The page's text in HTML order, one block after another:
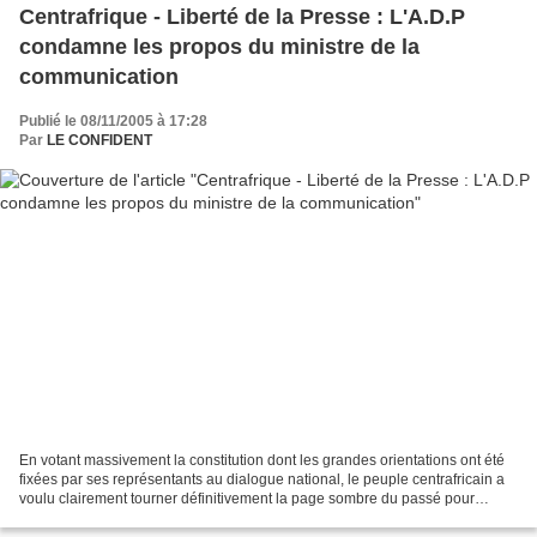
Centrafrique - Liberté de la Presse : L'A.D.P
condamne les propos du ministre de la
communication
Publié le 08/11/2005 à 17:28
Par LE CONFIDENT
En votant massivement la constitution dont les grandes orientations ont été
fixées par ses représentants au dialogue national, le peuple centrafricain a
voulu clairement tourner définitivement la page sombre du passé pour